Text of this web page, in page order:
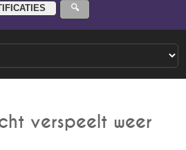
verspeelt weer